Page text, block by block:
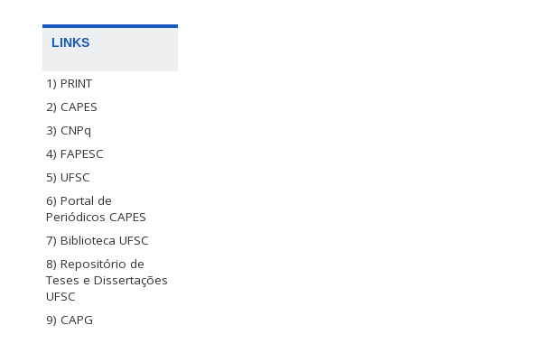
LINKS
1) PRINT
2) CAPES
3) CNPq
4) FAPESC
5) UFSC
6) Portal de
Periódicos CAPES
7) Biblioteca UFSC
8) Repositório de
Teses e Dissertações
UFSC
9) CAPG